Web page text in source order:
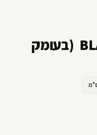
ארון נעליים דק BLANCO (בעומק